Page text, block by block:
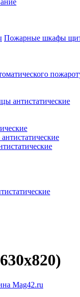
Пожарные шкафы
антистатические